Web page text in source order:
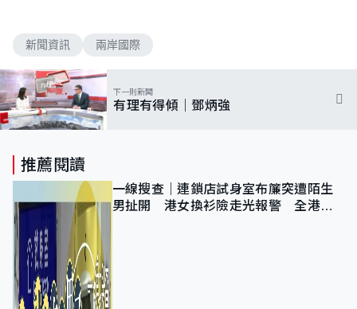
新聞資訊 兩岸國際
下一則新聞
有理有得傾｜鄧炳強
推薦閱讀
一線搜查｜連鎖店試身室布簾突遭陌生
男扯開 港女換衫險走光報警 全港分